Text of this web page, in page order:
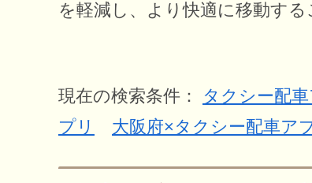
を軽減し、より快適に移動する
現在の検索条件： タクシー配
プリ
大阪府×タクシー配車ア